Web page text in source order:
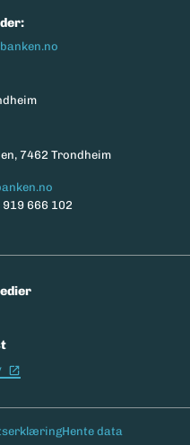
7462 Trondheim
666 102
Hente data